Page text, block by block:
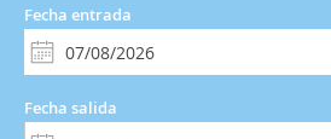
Fecha entrada
Fecha salida